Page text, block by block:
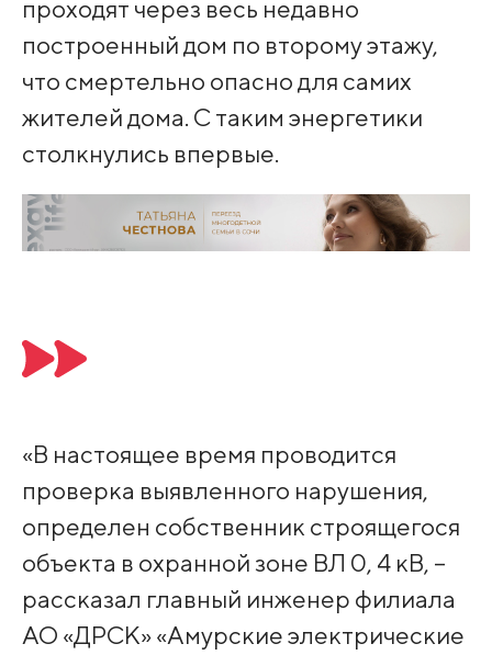
проходят через весь недавно
построенный дом по второму этажу,
что смертельно опасно для самих
жителей дома. С таким энергетики
столкнулись впервые.
«В настоящее время проводится
проверка выявленного нарушения,
определен собственник строящегося
объекта в охранной зоне ВЛ 0, 4 кВ, –
рассказал главный инженер филиала
АО «ДРСК» «Амурские электрические